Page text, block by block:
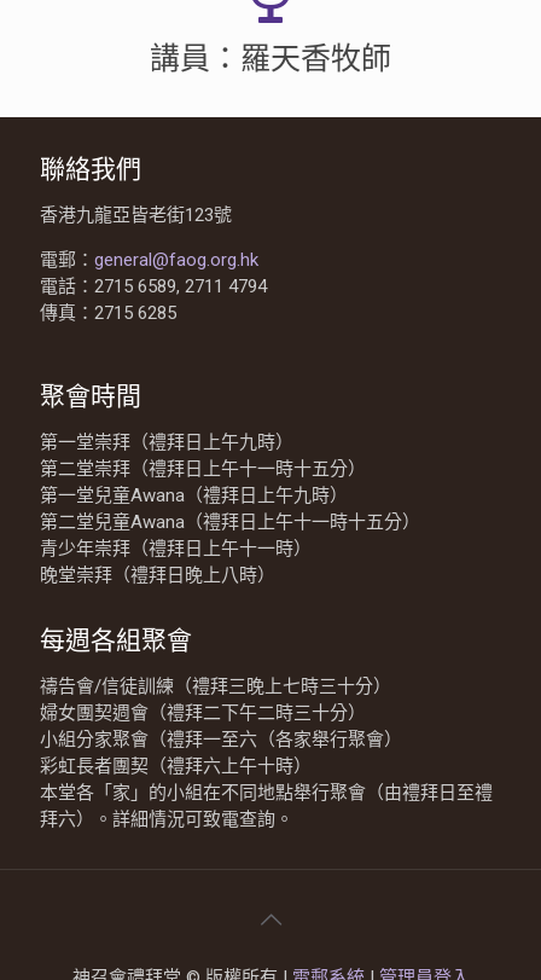
講員：羅天香牧師
聯絡我們
香港九龍亞皆老街123號
電郵： general@faog.org.hk
電話：2715 6589, 2711 4794
傳真：2715 6285
聚會時間
第一堂崇拜（禮拜日上午九時）
第二堂崇拜（禮拜日上午十一時十五分）
第一堂兒童Awana（禮拜日上午九時）
第二堂兒童Awana（禮拜日上午十一時十五分）
青少年崇拜（禮拜日上午十一時）
晚堂崇拜（禮拜日晚上八時）
每週各組聚會
禱告會/信徒訓練（禮拜三晚上七時三十分）
婦女團契週會（禮拜二下午二時三十分）
小組分家聚會（禮拜一至六（各家舉行聚會）
彩虹長者團契（禮拜六上午十時）
本堂各「家」的小組在不同地點舉行聚會（由禮拜日至禮
拜六）。詳細情況可致電查詢。